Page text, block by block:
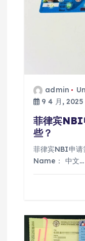
admin
9 4 月, 2025
菲律宾NBI
些？
菲律宾NBI申请
Name： 中文…